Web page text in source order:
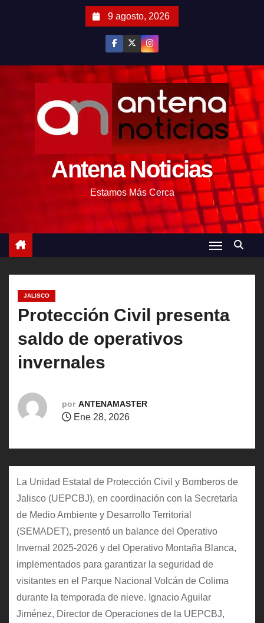
9 agosto, 2026
Antena Noticias
Estamos Más Cerca
JALISCO
Protección Civil presenta
saldo de operativos
invernales
por ANTENAMASTER
Ene 28, 2026
La Unidad Estatal de Protección Civil y Bomberos de
Jalisco (UEPCBJ), en coordinación con la Secretaría
de Medio Ambiente y Desarrollo Territorial
(SEMADET), presentó un balance del Operativo
Invernal 2025-2026 y del Operativo Montaña Blanca,
implementados para garantizar la seguridad de
visitantes en el Parque Nacional Volcán de Colima
durante la temporada de nieve. Ignacio Aguilar
Jiménez, Director de Operaciones de la UEPCBJ,